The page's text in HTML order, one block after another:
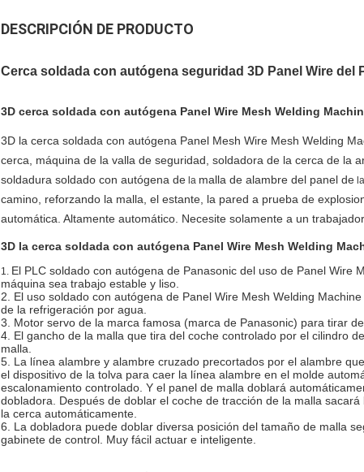
DESCRIPCIÓN DE PRODUCTO
Cerca soldada con autógena seguridad 3D Panel Wire del
3D cerca soldada con autógena Panel Wire Mesh Welding
3D la cerca soldada con autógena Panel Mesh Wire Mesh Welding
cerca, máquina de la valla de seguridad, soldadora de la cerca de la
soldadura soldado con autógena de la malla de alambre del panel de la
camino, reforzando la malla, el estante, la pared a prueba de
automática. Altamente automático. Necesite solamente a un
3D la cerca soldada con autógena Panel Wire Mesh Welding
1. El PLC soldado con autógena de Panasonic del uso de Panel Wire
máquina sea trabajo estable y liso.
2. El uso soldado con autógena de Panel Wire Mesh Welding
de la refrigeración por agua.
3. Motor servo de la marca famosa (marca de Panasonic) para tirar de
4. El gancho de la malla que tira del coche controlado por el cilindro
malla.
5. La línea alambre y alambre cruzado precortados por el alambre
el dispositivo de la tolva para caer la línea alambre en el molde
escalonamiento controlado. Y el panel de malla doblará
dobladora. Después de doblar el coche de tracción de la malla
la cerca automáticamente.
6. La dobladora puede doblar diversa posición del tamaño de malla
gabinete de control. Muy fácil actuar e inteligente.